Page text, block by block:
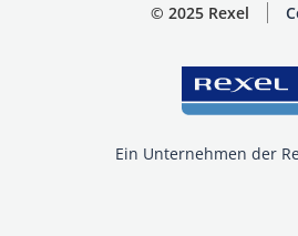
© 2025 Rexel
Ein Unternehmen der